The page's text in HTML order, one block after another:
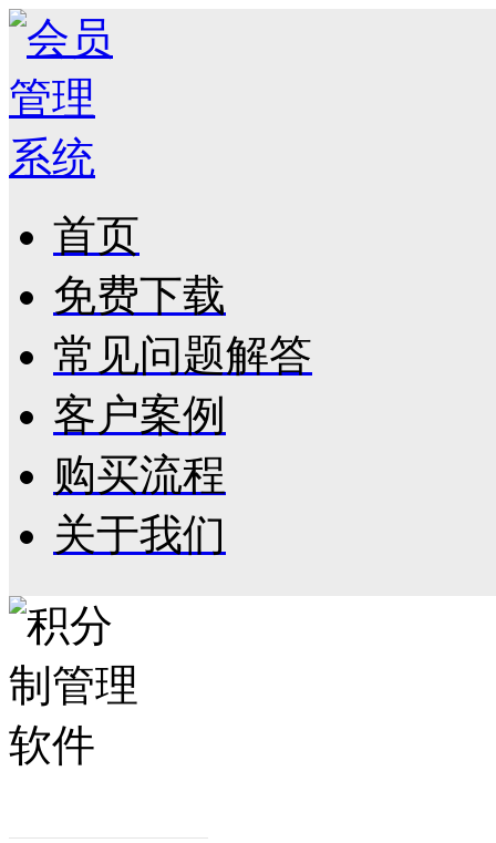
首页
免费下载
常见问题解答
客户案例
购买流程
关于我们